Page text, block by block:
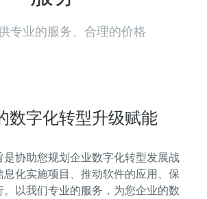
专业的服务、合理的价格
数字化转型升级赋能
是协助您规划企业数字化转型发展战
化实施项目、推动软件的应用、保
以我们专业的服务，为您企业的数